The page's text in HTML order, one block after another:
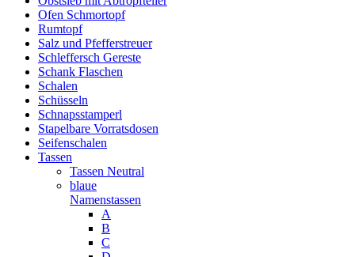
Ofen Schmortopf
Rumtopf
Salz und Pfefferstreuer
Schleffersch Gereste
Schank Flaschen
Schalen
Schüsseln
Schnapsstamperl
Stapelbare Vorratsdosen
Seifenschalen
Tassen
Tassen Neutral
blaue
Namenstassen
A
B
C